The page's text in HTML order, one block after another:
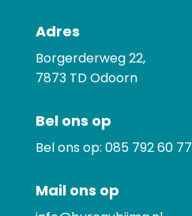
Adres
Borgerderweg 22,
7873 TD Odoorn
Bel ons op
Bel ons op: 085 792 60 77
Mail ons op